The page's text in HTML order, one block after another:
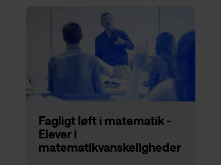
Fagligt løft i matematik -
Elever i
matematikvanskeligheder